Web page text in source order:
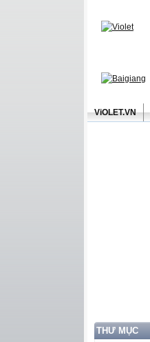
ViOLET.VN
THƯ MỤC